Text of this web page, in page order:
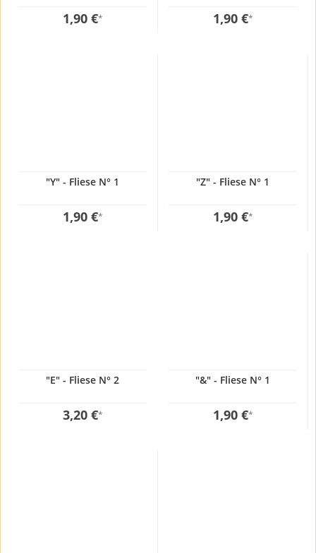
1,90 €* 1,90 €*
"Y" - Fliese N° 1
1,90 €*
"Z" - Fliese N° 1
1,90 €*
"E" - Fliese N° 2
3,20 €*
"&" - Fliese N° 1
1,90 €*